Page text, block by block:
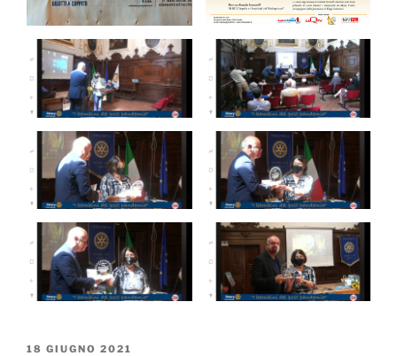
PUBBLICATO
18 GIUGNO 2021